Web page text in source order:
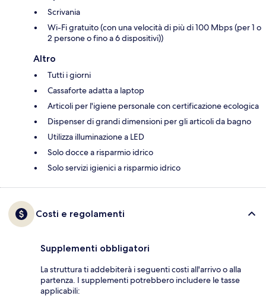
Scrivania
Wi-Fi gratuito (con una velocità di più di 100 Mbps (per 1 o
2 persone o fino a 6 dispositivi))
Altro
Tutti i giorni
Cassaforte adatta a laptop
Articoli per l'igiene personale con certificazione ecologica
Dispenser di grandi dimensioni per gli articoli da bagno
Utilizza illuminazione a LED
Solo docce a risparmio idrico
Solo servizi igienici a risparmio idrico
Costi e regolamenti
Supplementi obbligatori
La struttura ti addebiterà i seguenti costi all'arrivo o alla
partenza. I supplementi potrebbero includere le tasse
applicabili: